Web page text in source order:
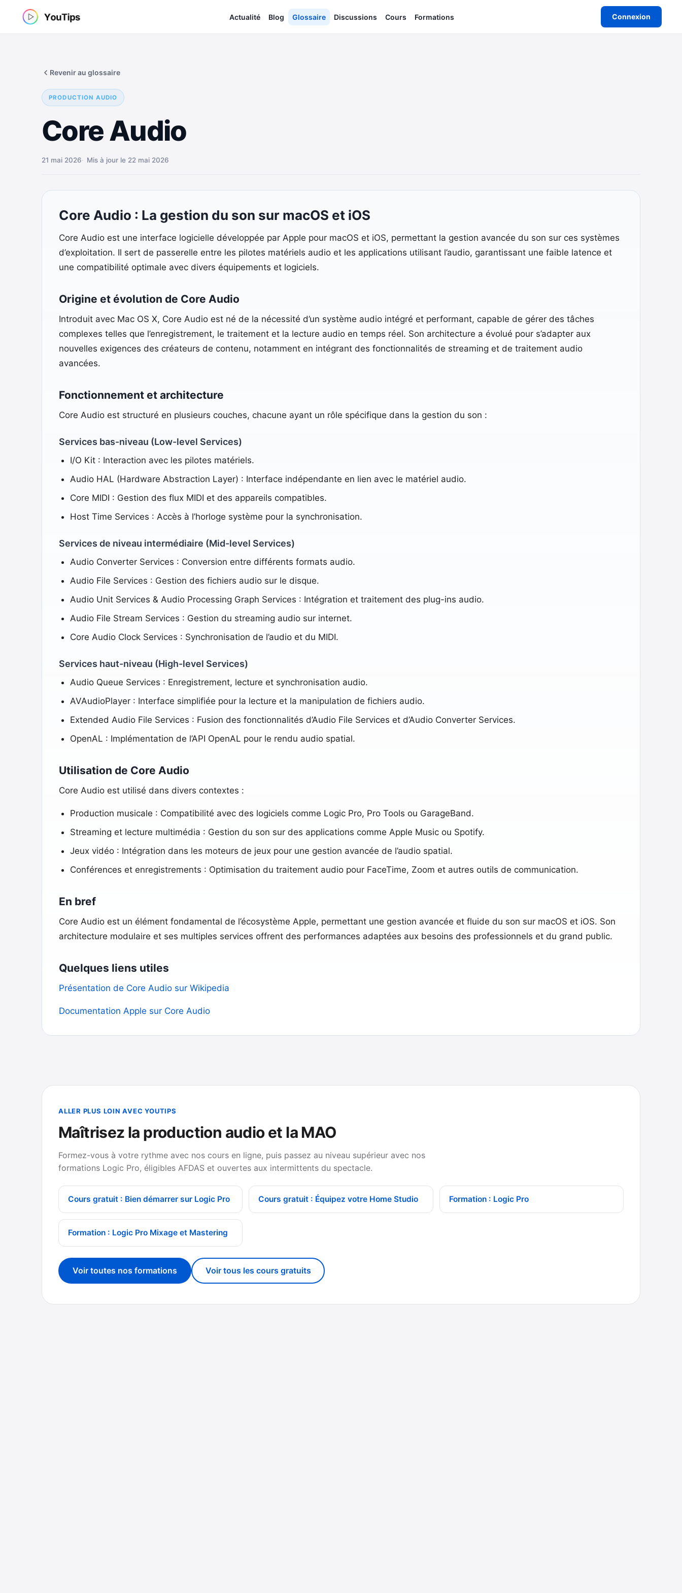
Actualité Blog Glossaire Discussions Cours Formations Connexion
PRODUCTION AUDIO
Core Audio
Revenir au glossaire
21 mai 2026 Mis à jour le 22 mai 2026
Core Audio : La gestion du son sur macOS et iOS
Core Audio est une interface logicielle développée par Apple pour macOS et iOS, permettant la gestion avancée du son sur ces systèmes
d’exploitation. Il sert de passerelle entre les pilotes matériels audio et les applications utilisant l’audio, garantissant une faible latence et
une compatibilité optimale avec divers équipements et logiciels.
Origine et évolution de Core Audio
Introduit avec Mac OS X, Core Audio est né de la nécessité d’un système audio intégré et performant, capable de gérer des tâches
complexes telles que l’enregistrement, le traitement et la lecture audio en temps réel. Son architecture a évolué pour s’adapter aux
nouvelles exigences des créateurs de contenu, notamment en intégrant des fonctionnalités de streaming et de traitement audio
avancées.
Fonctionnement et architecture
Core Audio est structuré en plusieurs couches, chacune ayant un rôle spécifique dans la gestion du son :
Services bas-niveau (Low-level Services)
I/O Kit : Interaction avec les pilotes matériels.
Audio HAL (Hardware Abstraction Layer) : Interface indépendante en lien avec le matériel audio.
Core MIDI : Gestion des flux MIDI et des appareils compatibles.
Host Time Services : Accès à l’horloge système pour la synchronisation.
Services de niveau intermédiaire (Mid-level Services)
Audio Converter Services : Conversion entre différents formats audio.
Audio File Services : Gestion des fichiers audio sur le disque.
Audio Unit Services & Audio Processing Graph Services : Intégration et traitement des plug-ins audio.
Audio File Stream Services : Gestion du streaming audio sur internet.
Core Audio Clock Services : Synchronisation de l’audio et du MIDI.
Services haut-niveau (High-level Services)
Audio Queue Services : Enregistrement, lecture et synchronisation audio.
AVAudioPlayer : Interface simplifiée pour la lecture et la manipulation de fichiers audio.
Extended Audio File Services : Fusion des fonctionnalités d’Audio File Services et d’Audio Converter Services.
OpenAL : Implémentation de l’API OpenAL pour le rendu audio spatial.
Utilisation de Core Audio
Core Audio est utilisé dans divers contextes :
Production musicale : Compatibilité avec des logiciels comme Logic Pro, Pro Tools ou GarageBand.
Streaming et lecture multimédia : Gestion du son sur des applications comme Apple Music ou Spotify.
Jeux vidéo : Intégration dans les moteurs de jeux pour une gestion avancée de l’audio spatial.
Conférences et enregistrements : Optimisation du traitement audio pour FaceTime, Zoom et autres outils de communication.
En bref
Core Audio est un élément fondamental de l’écosystème Apple, permettant une gestion avancée et fluide du son sur macOS et iOS. Son
architecture modulaire et ses multiples services offrent des performances adaptées aux besoins des professionnels et du grand public.
Quelques liens utiles
Présentation de Core Audio sur Wikipedia
Documentation Apple sur Core Audio
ALLER PLUS LOIN AVEC YOUTIPS
Maîtrisez la production audio et la MAO
Formez-vous à votre rythme avec nos cours en ligne, puis passez au niveau supérieur avec nos
formations Logic Pro, éligibles AFDAS et ouvertes aux intermittents du spectacle.
Cours gratuit : Bien démarrer sur Logic Pro Cours gratuit : Équipez votre Home Studio Formation : Logic Pro
Formation : Logic Pro Mixage et Mastering
Voir toutes nos formations Voir tous les cours gratuits